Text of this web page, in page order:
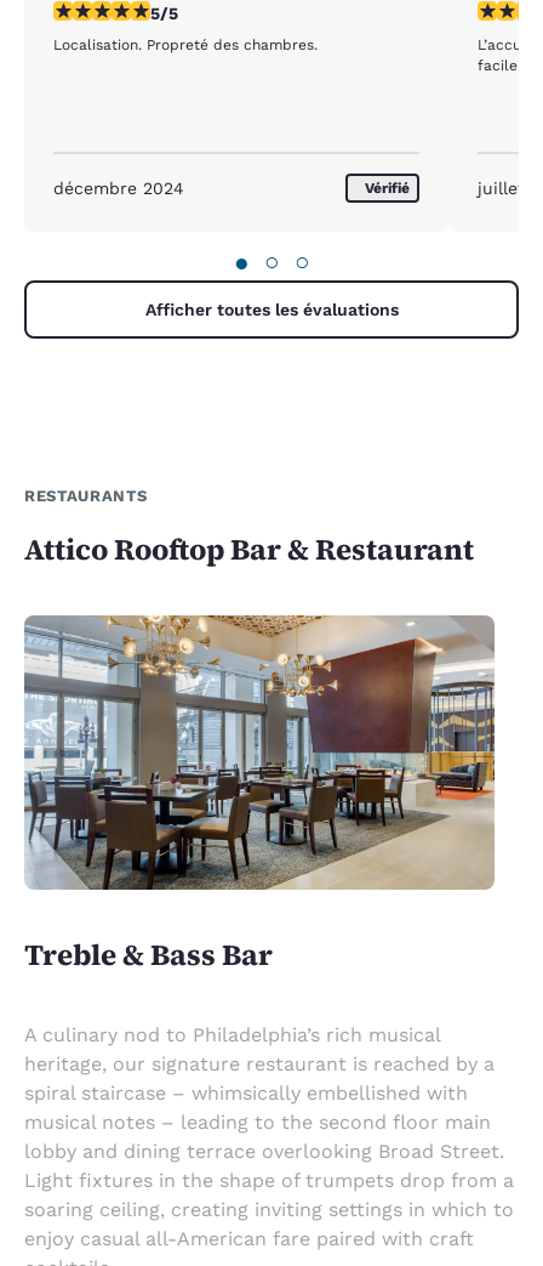
5 étoiles. Exceptionnel. 1 commentaire
5/5
Localisation. Propreté des chambres.
décembre 2024 Vérifié
5
facile
juillet
● ○ ○
Afficher toutes les évaluations
RESTAURANTS
Attico Rooftop Bar & Restaurant
Treble & Bass Bar
A culinary nod to Philadelphia’s rich musical
heritage, our signature restaurant is reached by a
spiral staircase – whimsically embellished with
musical notes – leading to the second floor main
lobby and dining terrace overlooking Broad Street.
Light fixtures in the shape of trumpets drop from a
soaring ceiling, creating inviting settings in which to
enjoy casual all-American fare paired with craft